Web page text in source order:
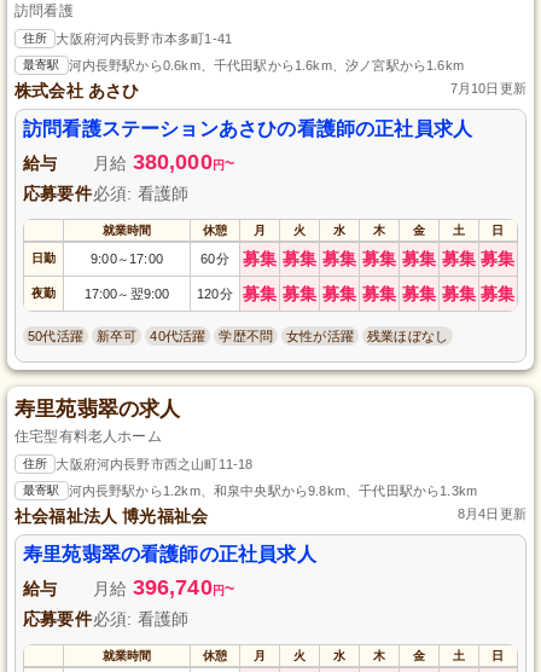
訪問看護
住所 大阪府河内長野市本多町1-41
最寄駅 河内長野駅から0.6km、千代田駅から1.6km、汐ノ宮駅から1.6km
株式会社 あさひ 7月10日更新
訪問看護ステーションあさひの看護師の正社員求人
給与 月給 380,000円~
応募要件必須: 看護師
就業時間 休憩 月 火 水 木 金 土 日
日勤 9:00～ 17:00 60分 募集 募集 募集 募集 募集 募集 募集
夜勤 17:00～ 翌9:00 120分 募集 募集 募集 募集 募集 募集 募集
50代活躍 新卒可 40代活躍 学歴不問 女性が活躍 残業ほぼなし
寿里苑翡翠の求人
住宅型有料老人ホーム
住所 大阪府河内長野市西之山町11-18
最寄駅 河内長野駅から1.2km、和泉中央駅から9.8km、千代田駅から1.3km
社会福祉法人 博光福祉会 8月4日更新
寿里苑翡翠の看護師の正社員求人
給与 月給 396,740円~
応募要件必須: 看護師
就業時間 休憩 月 火 水 木 金 土 日